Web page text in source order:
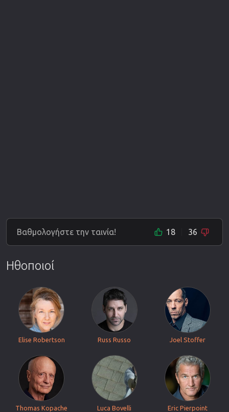
Βαθμολογήστε την ταινία! 18 36
Ηθοποιοί
Elise Robertson Russ Russo Joel Stoffer
Thomas Kopache Luca Bovelli Eric Pierpoint